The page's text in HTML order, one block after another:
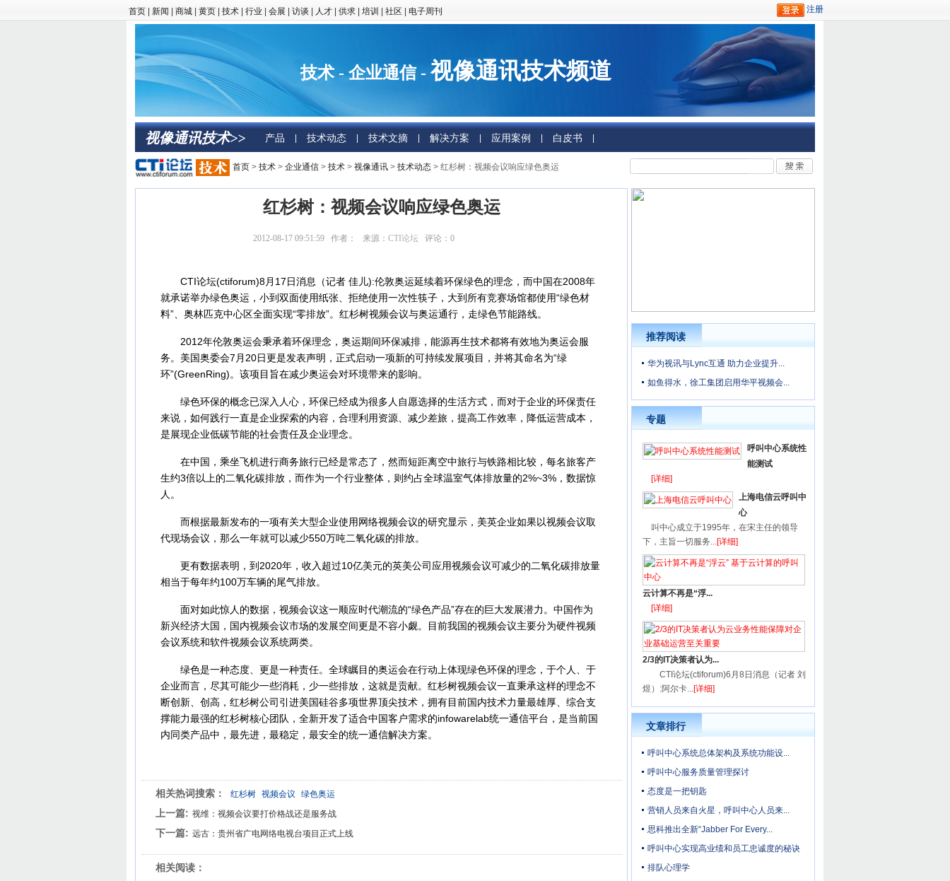
首页 新闻 商城 黄页 技术 行业 会展 访谈 人才 供求 培训 社区 电子周刊
技术 - 企业通信 - 视像通讯技术频道
视像通讯技术>> 产品 技术动态 技术文摘 解决方案 应用案例 白皮书
首页 > 技术 > 企业通信 > 技术 > 视像通讯 > 技术动态 > 红杉树：视频会议响应绿色奥运
红杉树：视频会议响应绿色奥运
2012-08-17 09:51:59 作者： 来源： CTI论坛 评论： 0
CTI论坛(ctiforum)8月17日消息（记者 佳儿):伦敦奥运延续着环保绿色的理念，而中国在2008年
就承诺举办绿色奥运，小到双面使用纸张、拒绝使用一次性筷子，大到所有竞赛场馆都使用“绿色材
料”、奥林匹克中心区全面实现“零排放”。红杉树视频会议与奥运通行，走绿色节能路线。
2012年伦敦奥运会秉承着环保理念，奥运期间环保减排，能源再生技术都将有效地为奥运会服
务。美国奥委会7月20日更是发表声明，正式启动一项新的可持续发展项目，并将其命名为“绿
环”(GreenRing)。该项目旨在减少奥运会对环境带来的影响。
绿色环保的概念已深入人心，环保已经成为很多人自愿选择的生活方式，而对于企业的环保责任
来说，如何践行一直是企业探索的内容，合理利用资源、减少差旅，提高工作效率，降低运营成本，
是展现企业低碳节能的社会责任及企业理念。
在中国，乘坐飞机进行商务旅行已经是常态了，然而短距离空中旅行与铁路相比较，每名旅客产
生约3倍以上的二氧化碳排放，而作为一个行业整体，则约占全球温室气体排放量的2%~3%，数据惊
人。
而根据最新发布的一项有关大型企业使用网络视频会议的研究显示，美英企业如果以视频会议取
代现场会议，那么一年就可以减少550万吨二氧化碳的排放。
更有数据表明，到2020年，收入超过10亿美元的英美公司应用视频会议可减少的二氧化碳排放量
相当于每年约100万车辆的尾气排放。
面对如此惊人的数据，视频会议这一顺应时代潮流的“绿色产品”存在的巨大发展潜力。中国作为
新兴经济大国，国内视频会议市场的发展空间更是不容小觑。目前我国的视频会议主要分为硬件视频
会议系统和软件视频会议系统两类。
绿色是一种态度、更是一种责任。全球瞩目的奥运会在行动上体现绿色环保的理念，于个人、于
企业而言，尽其可能少一些消耗，少一些排放，这就是贡献。红杉树视频会议一直秉承这样的理念不
断创新、创高，红杉树公司引进美国硅谷多项世界顶尖技术，拥有目前国内技术力量最雄厚、综合支
撑能力最强的红杉树核心团队，全新开发了适合中国客户需求的infowarelab统一通信平台，是当前国
内同类产品中，最先进，最稳定，最安全的统一通信解决方案。
相关热词搜索： 红杉树 视频会议 绿色奥运
上一篇: 视维：视频会议要打价格战还是服务战
下一篇: 远古：贵州省广电网络电视台项目正式上线
相关阅读：
推荐阅读
华为视讯与Lync互通 助力企业提升...
如鱼得水，徐工集团启用华平视频会...
专题
呼叫中心系统性
能测试
[详细]
上海电信云呼叫中
心
叫中心成立于1995年，在宋主任的领导
下，主旨一切服务...[详细]
云计算不再是“浮...
[详细]
2/3的IT决策者认为...
CTI论坛(ctiforum)6月8日消息（记者 刘
煜）:阿尔卡...[详细]
文章排行
呼叫中心系统总体架构及系统功能设...
呼叫中心服务质量管理探讨
态度是一把钥匙
营销人员来自火星，呼叫中心人员来...
思科推出全新“Jabber For Every...
呼叫中心实现高业绩和员工忠诚度的秘诀
排队心理学